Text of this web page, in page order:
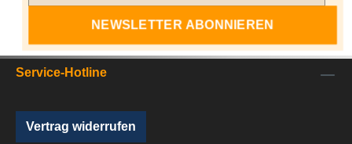
NEWSLETTER ABONNIEREN
Service-Hotline
Vertrag widerrufen